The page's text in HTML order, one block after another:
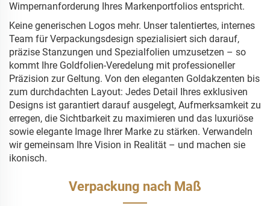
Wimpernanforderung Ihres Markenportfolios entspricht.
Keine generischen Logos mehr. Unser talentiertes, internes
Team für Verpackungsdesign spezialisiert sich darauf,
präzise Stanzungen und Spezialfolien umzusetzen – so
kommt Ihre Goldfolien-Veredelung mit professioneller
Präzision zur Geltung. Von den eleganten Goldakzenten bis
zum durchdachten Layout: Jedes Detail Ihres exklusiven
Designs ist garantiert darauf ausgelegt, Aufmerksamkeit zu
erregen, die Sichtbarkeit zu maximieren und das luxuriöse
sowie elegante Image Ihrer Marke zu stärken. Verwandeln
wir gemeinsam Ihre Vision in Realität – und machen sie
ikonisch.
Verpackung nach Maß